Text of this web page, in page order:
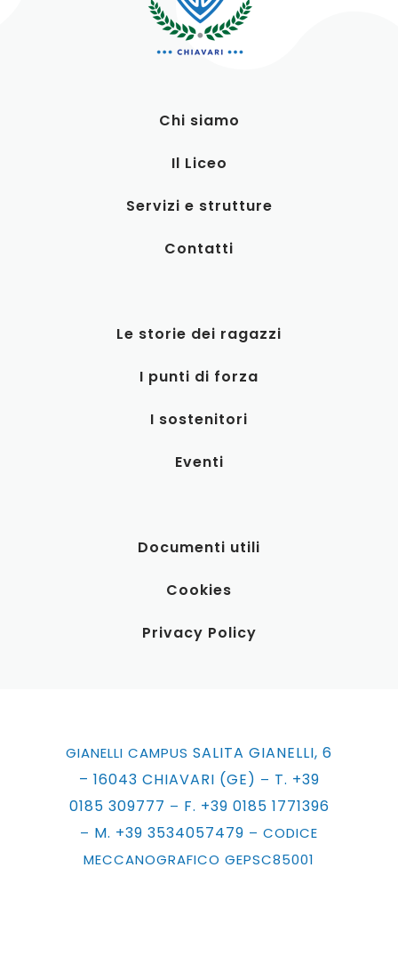
Chi siamo
Il Liceo
Servizi e strutture
Contatti
Le storie dei ragazzi
I punti di forza
I sostenitori
Eventi
Documenti utili
Cookies
Privacy Policy
GIANELLI CAMPUS SALITA GIANELLI, 6
– 16043 CHIAVARI (GE) – T. +39
0185 309777 – F. +39 0185 1771396
– M. +39 3534057479 – CODICE
MECCANOGRAFICO GEPSC85001